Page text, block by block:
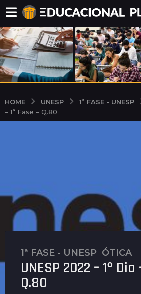
HOME UNESP 1ª FASE - UNESP
– 1ª Fase – Q.80
5
a
n
o
1ª FASE - UNESP ,ÓTICA
UNESP 2022 – 1º Dia
Q.80